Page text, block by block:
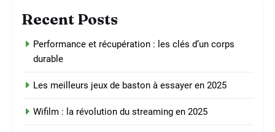
Recent Posts
Performance et récupération : les clés d’un corps
durable
Les meilleurs jeux de baston à essayer en 2025
Wifilm : la révolution du streaming en 2025